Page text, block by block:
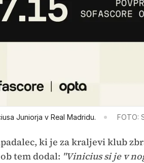
Juniorja v Real Madridu. FOTO:
ki je za kraljevi klub
tem dodal: "Vinicius si je v